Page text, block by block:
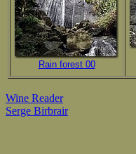
Rain forest 00
Wine Reader
Serge Birbrair